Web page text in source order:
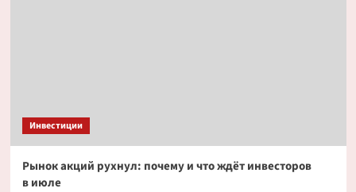
Инвестиции
Рынок акций рухнул: почему и что ждёт инвесторов
в июле